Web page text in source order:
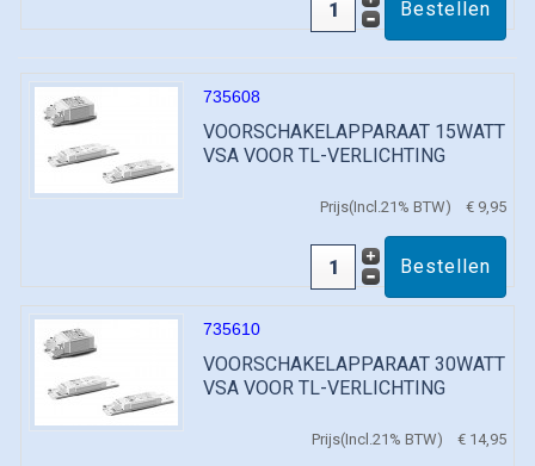
735608
VOORSCHAKELAPPARAAT 15WATT
VSA VOOR TL-VERLICHTING
Prijs(Incl.21% BTW) € 9,95
735610
VOORSCHAKELAPPARAAT 30WATT
VSA VOOR TL-VERLICHTING
Prijs(Incl.21% BTW) € 14,95